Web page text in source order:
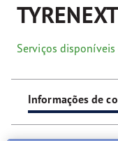
TYRENEXT
Serviços
Informações de